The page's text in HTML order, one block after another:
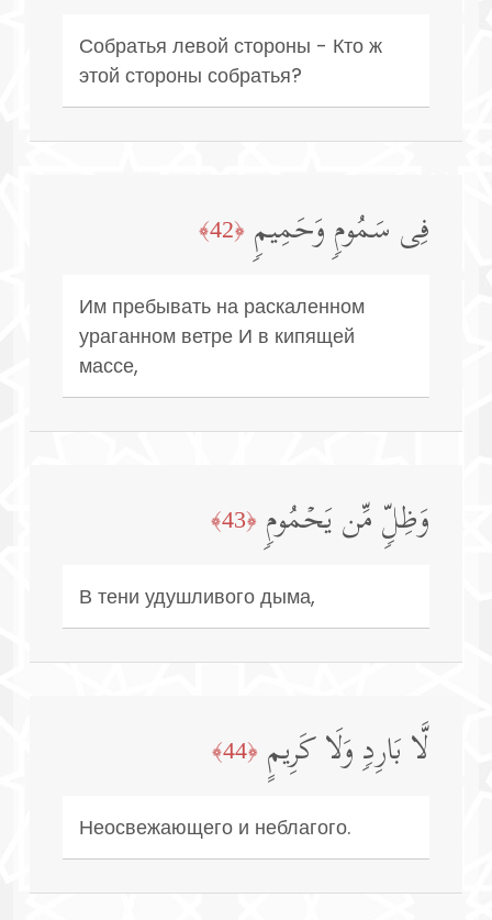
Собратья левой стороны - Кто ж
этой стороны собратья?
فِی سَمُومࣲ وَحَمِیمࣲ ﴿42﴾
Им пребывать на раскаленном
ураганном ветре И в кипящей
массе,
وَظِلࣲّ مِّن یَحۡمُومࣲ ﴿43﴾
В тени удушливого дыма,
لَّا بَارِدࣲ وَلَا كَرِیمٍ ﴿44﴾
Неосвежающего и неблагого.